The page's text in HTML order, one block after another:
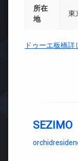
所在
地
東
ドゥーエ板橋詳
SEZIMO